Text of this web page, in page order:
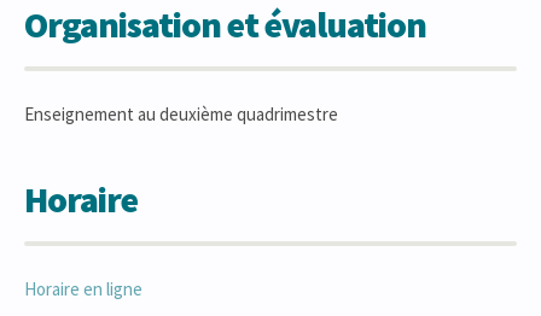
Organisation et évaluation
Enseignement au deuxième quadrimestre
Horaire
Horaire en ligne